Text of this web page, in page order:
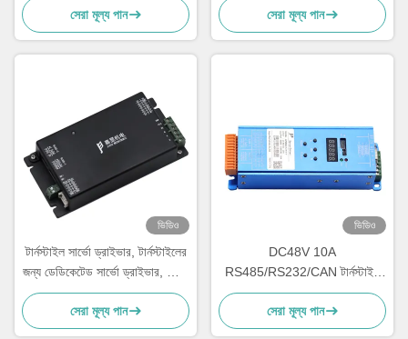
সেরা মূল্য পান সেরা মূল্য পান
ভিডিও
টার্নস্টাইল সার্ভো ড্রাইভার, টার্নস্টাইলের
জন্য ডেডিকেটেড সার্ভো ড্রাইভার, স্পিড
গেটস, এবং নিম্ন ভোল্টেজ সার্ভো
ড্রাইভার।
সেরা মূল্য পান
ভিডিও
DC48V 10A
RS485/RS232/CAN টার্নস্টাইল
গেট সার্ভো ড্রাইভার সিই আরওএইচএস
সার্ভো ড্রাইভার
সেরা মূল্য পান